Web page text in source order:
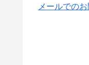
メールでの